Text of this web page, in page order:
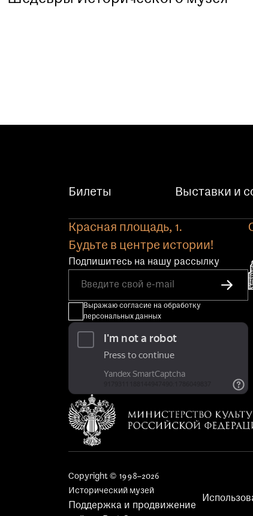
Билеты Выставки и
Красная площадь, 1.
Будьте в центре истории!
Подпишитесь на нашу рассылку
Выражаю согласие на обработку
персональных данных
Copyright © 1998–2026
Исторический музей
Поддержка и продвижение